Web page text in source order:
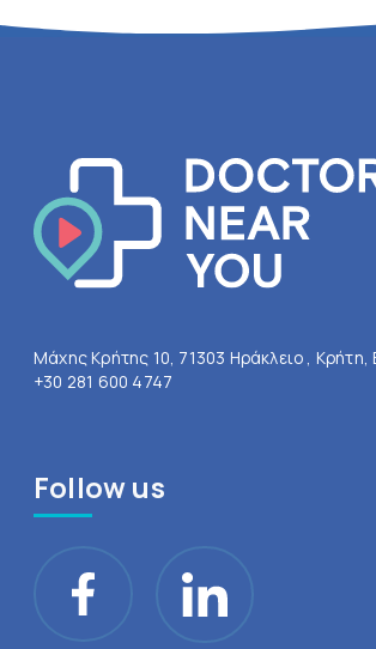
Μάχης Κρήτης 10, 71303 Ηράκλειο , Κρήτη,
+30 281 600 4747
Follow us